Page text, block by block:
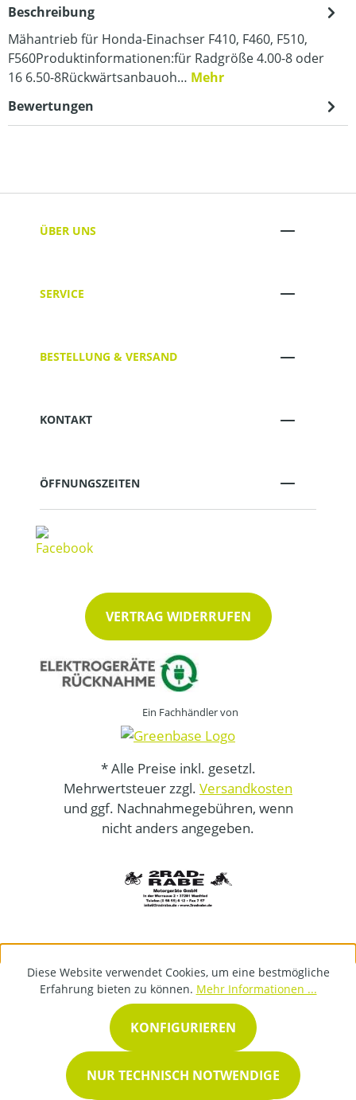
Beschreibung
Mähantrieb für Honda-Einachser F410, F460, F510,
F560Produktinformationen:für Radgröße 4.00-8 oder
16 6.50-8Rückwärtsanbauoh… Mehr
Bewertungen
ÜBER UNS
SERVICE
BESTELLUNG & VERSAND
KONTAKT
ÖFFNUNGSZEITEN
VERTRAG WIDERRUFEN
Ein Fachhändler von
* Alle Preise inkl. gesetzl.
Mehrwertsteuer zzgl. Versandkosten
und ggf. Nachnahmegebühren, wenn
nicht anders angegeben.
Diese Website verwendet Cookies, um eine bestmögliche
Erfahrung bieten zu können. Mehr Informationen ...
NUR TECHNISCH NOTWENDIGE
KONFIGURIEREN